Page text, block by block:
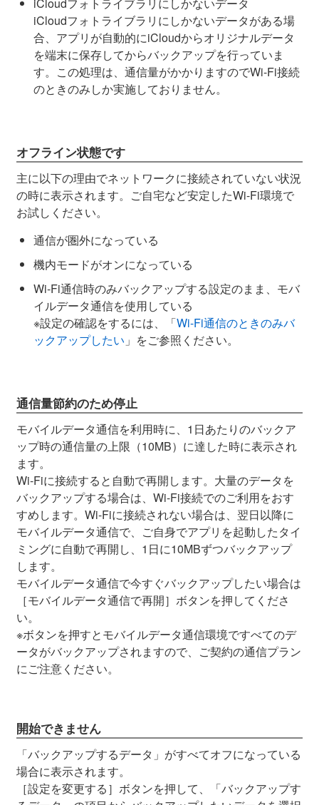
iCloudフォトライブラリにしかないデータがある場
合、アプリが自動的にiCloudからオリジナルデータ
を端末に保存してからバックアップを行っていま
す。この処理は、通信量がかかりますのでWi-Fi接続
のときのみしか実施しておりません。
オフライン状態です
主に以下の理由でネットワークに接続されていない状況
の時に表示されます。ご自宅など安定したWi-Fi環境で
お試しください。
通信が圏外になっている
機内モードがオンになっている
Wi-Fi通信時のみバックアップする設定のまま、モバ
イルデータ通信を使用している
※設定の確認をするには、「Wi-Fi通信のときのみバ
ックアップしたい 」をご参照ください。
通信量節約のため停止
モバイルデータ通信を利用時に、1日あたりのバックア
ップ時の通信量の上限（10MB）に達した時に表示され
ます。
Wi-Fiに接続すると自動で再開します。大量のデータを
バックアップする場合は、Wi-Fi接続でのご利用をおす
すめします。Wi-Fiに接続されない場合は、翌日以降に
モバイルデータ通信で、ご自身でアプリを起動したタイ
ミングに自動で再開し、1日に10MBずつバックアップ
します。
モバイルデータ通信で今すぐバックアップしたい場合は
［モバイルデータ通信で再開］ボタンを押してくださ
い。
※ボタンを押すとモバイルデータ通信環境ですべてのデ
ータがバックアップされますので、ご契約の通信プラン
にご注意ください。
開始できません
「バックアップするデータ」がすべてオフになっている
場合に表示されます。
［設定を変更する］ボタンを押して、「バックアップす